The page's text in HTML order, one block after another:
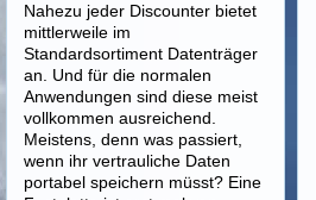
Nahezu jeder Discounter bietet
mittlerweile im
Standardsortiment Datenträger
an. Und für die normalen
Anwendungen sind diese meist
vollkommen ausreichend.
Meistens, denn was passiert,
wenn ihr vertrauliche Daten
portabel speichern müsst? Eine